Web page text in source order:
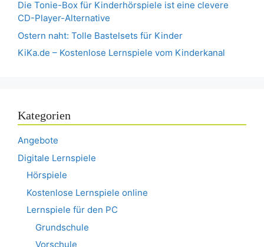
Die Tonie-Box für Kinderhörspiele ist eine clevere
CD-Player-Alternative
Ostern naht: Tolle Bastelsets für Kinder
KiKa.de – Kostenlose Lernspiele vom Kinderkanal
Kategorien
Angebote
Digitale Lernspiele
Hörspiele
Kostenlose Lernspiele online
Lernspiele für den PC
Grundschule
Vorschule